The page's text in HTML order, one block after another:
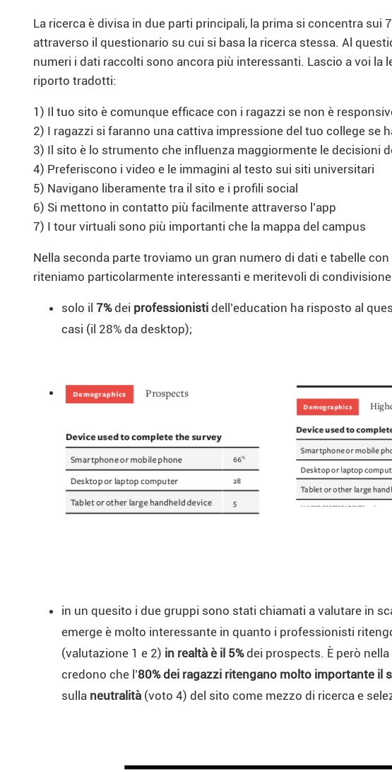
La ricerca è divisa in due parti principali, la prima si concentra
attraverso il questionario su cui si basa la ricerca stessa. Al
numeri i dati raccolti sono ancora più interessanti. Lascio a voi
riporto tradotti:
1) Il tuo sito è comunque efficace con i ragazzi se non è
2) I ragazzi si faranno una cattiva impressione del tuo college se
3) Il sito è lo strumento che influenza maggiormente le decisioni
4) Preferiscono i video e le immagini al testo sui siti universitari
5) Navigano liberamente tra il sito e i profili social
6) Si mettono in contatto più facilmente attraverso l’app
7) I tour virtuali sono più importanti che la mappa del campus
Nella seconda parte troviamo un gran numero di dati e tabelle
riteniamo particolarmente interessanti e meritevoli di
solo il 7%dei professionisti dell’education ha risposto al
casi (il 28% da desktop);
in un quesito i due gruppi sono stati chiamati a valutare in
emerge è molto interessante in quanto i professionisti
(valutazione 1 e 2) in realtà è il 5%dei prospects. È però
credono che l’80% dei ragazzi ritengano molto importante il
sulla neutralità (voto 4) del sito come mezzo di ricerca e